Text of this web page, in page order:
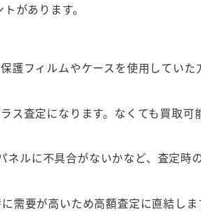
があります。
フィルムやケースを使用していた
査定になります。なくても買取可
ルに不具合がないかなど、査定時
要が高いため高額査定に直結しま